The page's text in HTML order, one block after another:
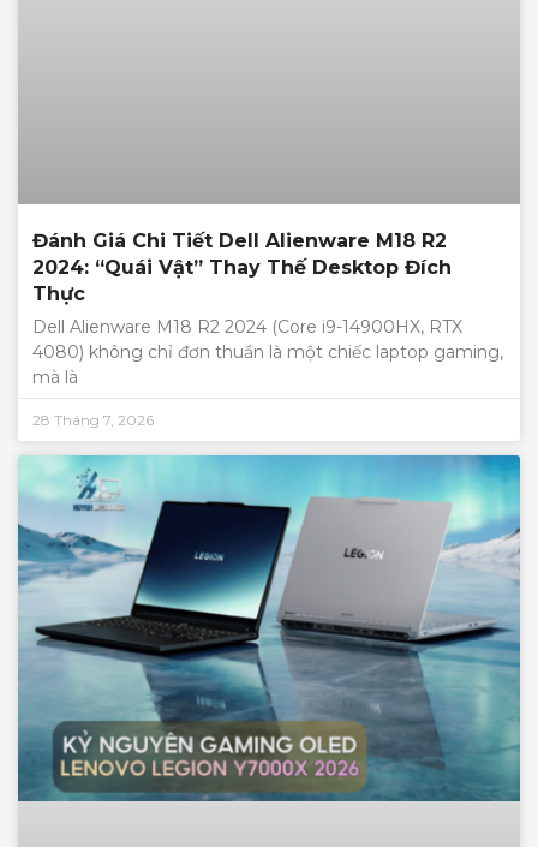
Đánh Giá Chi Tiết Dell Alienware M18 R2
2024: “Quái Vật” Thay Thế Desktop Đích
Thực
Dell Alienware M18 R2 2024 (Core i9-14900HX, RTX
4080) không chỉ đơn thuần là một chiếc laptop gaming,
mà là
28 Tháng 7, 2026